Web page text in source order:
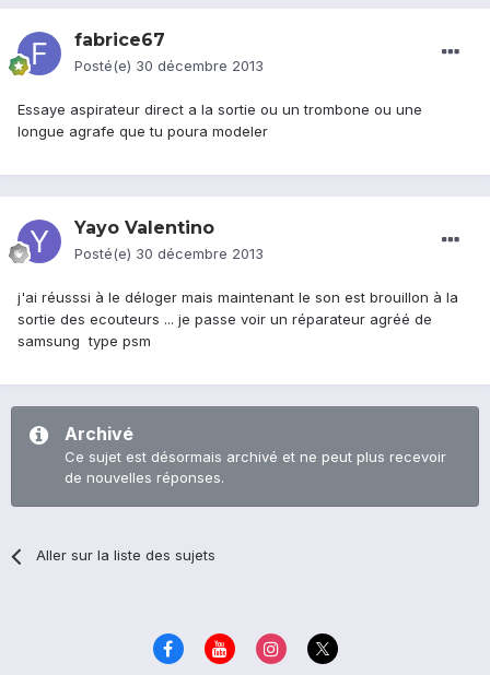
fabrice67
Posté(e) 30 décembre 2013
Essaye aspirateur direct a la sortie ou un trombone ou une
longue agrafe que tu poura modeler
Yayo Valentino
Posté(e) 30 décembre 2013
j'ai réusssi à le déloger mais maintenant le son est brouillon à la
sortie des ecouteurs ... je passe voir un réparateur agréé de
samsung type psm
Archivé
Ce sujet est désormais archivé et ne peut plus recevoir
de nouvelles réponses.
Aller sur la liste des sujets